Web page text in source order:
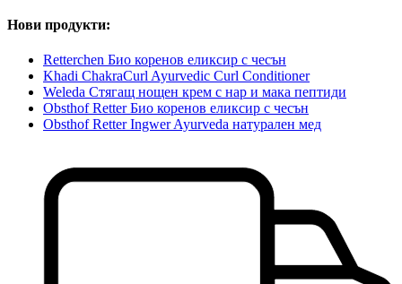
Нови продукти:
Retterchen Био коренов еликсир с чесън
Khadi ChakraCurl Ayurvedic Curl Conditioner
Weleda Стягащ нощен крем с нар и мака пептиди
Obsthof Retter Био коренов еликсир с чесън
Obsthof Retter Ingwer Ayurveda натурален мед